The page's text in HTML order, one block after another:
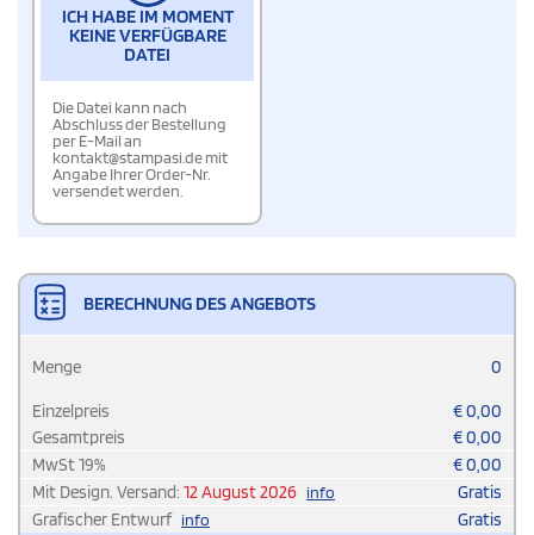
ICH HABE IM MOMENT
KEINE VERFÜGBARE
DATEI
Die Datei kann nach
Abschluss der Bestellung
per E-Mail an
kontakt@stampasi.de mit
Angabe Ihrer Order-Nr.
versendet werden.
BERECHNUNG DES ANGEBOTS
Menge 0
Einzelpreis €0,00
Gesamtpreis
€0,00
MwSt19% €0,00
Mit Design. Versand: 12 August 2026 info
Gratis
Grafischer Entwurf info Gratis